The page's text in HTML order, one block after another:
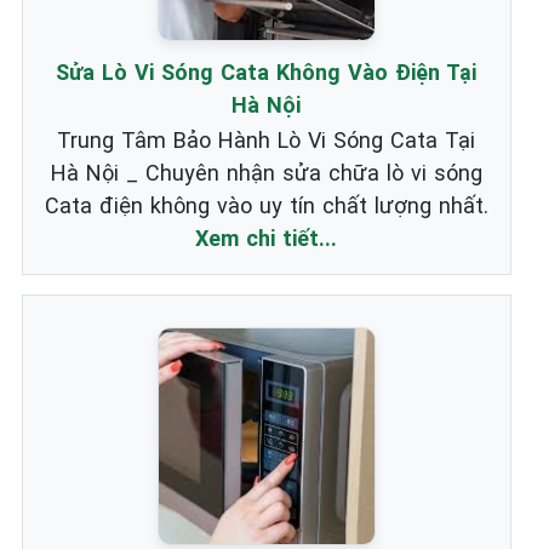
Sửa Lò Vi Sóng Cata Không Vào Điện Tại
Hà Nội
Trung Tâm Bảo Hành Lò Vi Sóng Cata Tại
Hà Nội _ Chuyên nhận sửa chữa lò vi sóng
Cata điện không vào uy tín chất lượng nhất.
Xem chi tiết...